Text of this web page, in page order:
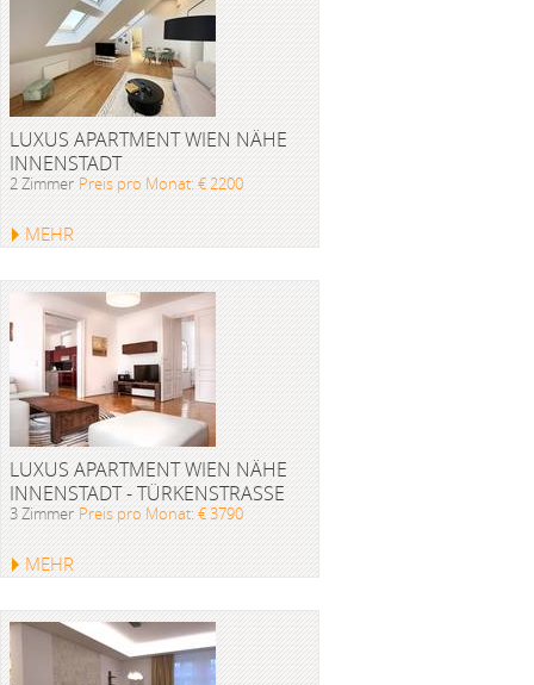
LUXUS APARTMENT WIEN NÄHE
INNENSTADT
2 Zimmer Preis pro Monat: € 2200
MEHR
LUXUS APARTMENT WIEN NÄHE
INNENSTADT - TÜRKENSTRASSE
3 Zimmer Preis pro Monat: € 3790
MEHR